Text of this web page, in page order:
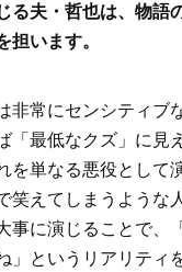
夫・哲也は、物語
担います。
常にセンシティブ
「最低なクズ」に見
を単なる悪役として
笑えてしまうような
事に演じることで、
」というリアリティ